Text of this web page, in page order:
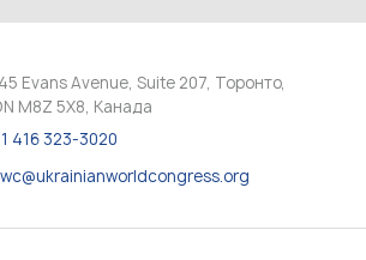
Evans Avenue, Suite 207, Торонто,
M8Z 5X8, Канада
416 323-3020